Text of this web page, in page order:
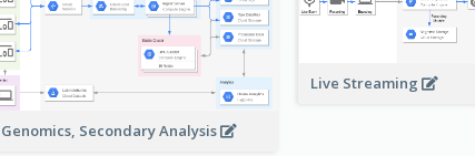
Genomics, Secondary Analysis
Live Streaming